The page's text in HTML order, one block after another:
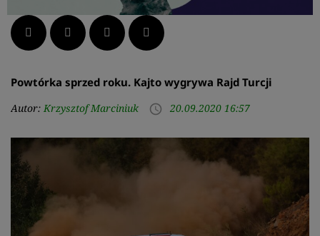
Facebook Twitter LinkedIn Pinterest
Powtórka sprzed roku. Kajto wygrywa Rajd Turcji
Autor: Krzysztof Marciniuk access_time 20.09.2020 16:57